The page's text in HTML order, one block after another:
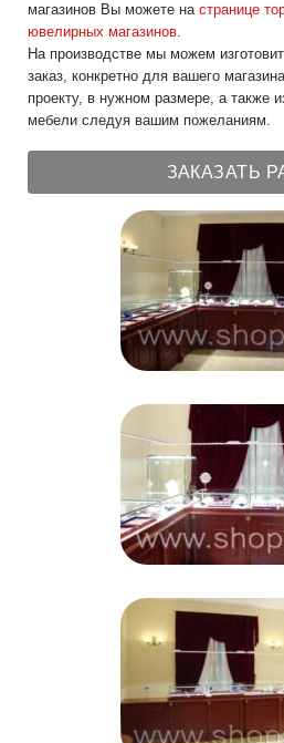
магазинов Вы можете на странице
ювелирных магазинов.
На производстве мы можем
заказ, конкретно для вашего
проекту, в нужном размере, а также
мебели следуя вашим пожеланиям.
ЗАКАЗАТЬ